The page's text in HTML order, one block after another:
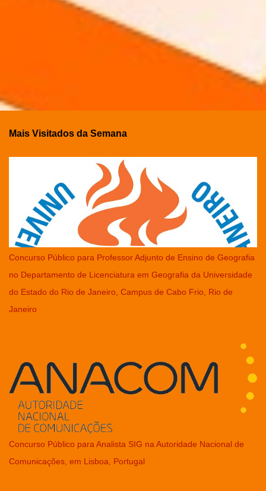
Mais Visitados da Semana
Concurso Público para Professor Adjunto de Ensino de Geografia
no Departamento de Licenciatura em Geografia da Universidade
do Estado do Rio de Janeiro, Campus de Cabo Frio, Rio de
Janeiro
Concurso Público para Analista SIG na Autoridade Nacional de
Comunicações, em Lisboa, Portugal